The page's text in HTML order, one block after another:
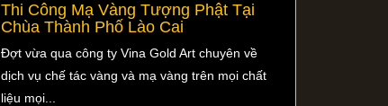
Thi Công Mạ Vàng Tượng Phật Tại
Chùa Thành Phố Lào Cai
Đợt vừa qua công ty Vina Gold Art chuyên về
dịch vụ chế tác vàng và mạ vàng trên mọi chất
liệu mọi...